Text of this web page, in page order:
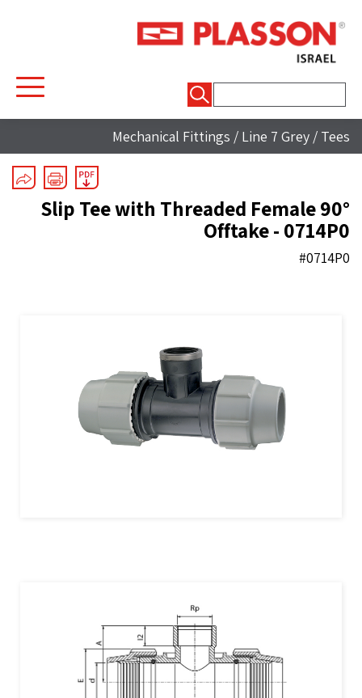
Mechanical Fittings / Line 7 Grey / Tees
90° Slip Tee with Threaded Female
Offtake - 0714P0
#0714P0